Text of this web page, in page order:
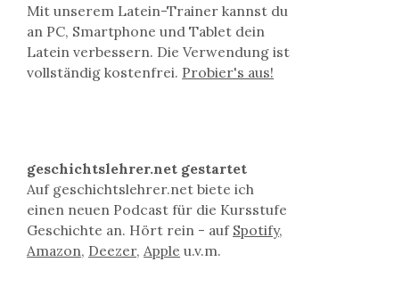
Mit unserem Latein-Trainer kannst du
an PC, Smartphone und Tablet dein
Latein verbessern. Die Verwendung ist
vollständig kostenfrei. Probier's aus!
geschichtslehrer.net gestartet
Auf geschichtslehrer.net biete ich
einen neuen Podcast für die Kursstufe
Geschichte an. Hört rein - auf Spotify,
Amazon, Deezer,Apple u.v.m.